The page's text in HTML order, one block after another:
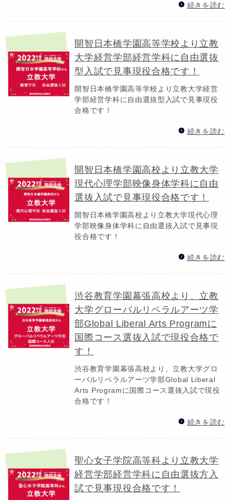
続きを読む
開智日本橋学園高等学校より立教
大学経営学部経営学科に自由選抜
型入試で見事現役合格です！
開智日本橋学園高等学校より立教大学経営
学部経営学科に自由選抜型入試で見事現役
合格です！
続きを読む
開智日本橋学園高校より立教大学
現代心理学部映像身体学科に自由
選抜入試で見事現役合格です！
開智日本橋学園高校より立教大学現代心理
学部映像身体学科に自由選抜入試で見事現
役合格です！
続きを読む
渋谷教育学園幕張高校より、立教
大学グローバルリベラルアーツ学
部Global Liberal Arts Programに
国際コース選抜入試で現役合格で
す！
渋谷教育学園幕張高校より、立教大学グロ
ーバルリベラルアーツ学部Global Liberal
Arts Programに国際コース選抜入試で現役
合格です！
続きを読む
聖心女子学院高等科より立教大学
経営学部経営学科に自由選抜方入
試で見事現役合格です！